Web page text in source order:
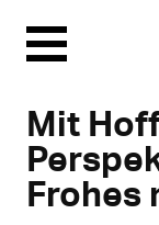
Menu
Mit
Frohes